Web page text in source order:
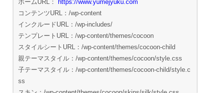
ホームURL： https://www.yumejyuku.com
コンテンツURL：/wp-content
インクルードURL：/wp-includes/
テンプレートURL：/wp-content/themes/cocoon
スタイルシートURL：/wp-content/themes/cocoon-child
親テーマスタイル：/wp-content/themes/cocoon/style.css
子テーマスタイル：/wp-content/themes/cocoon-child/style.c
ss